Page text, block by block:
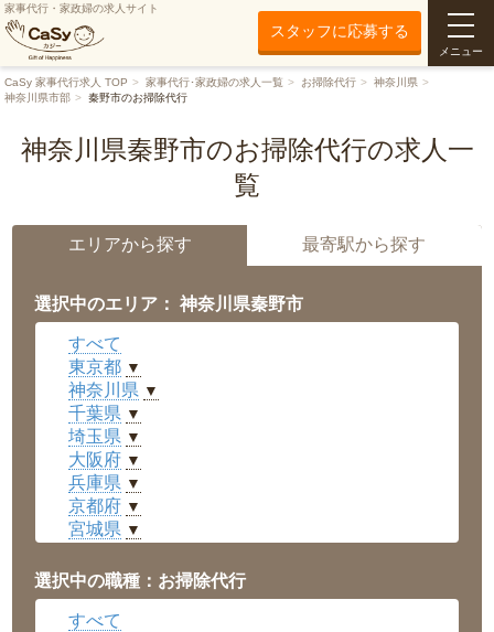
家事代行・家政婦の求人サイト
スタッフに応募する
メニュー
CaSy 家事代行求人 TOP 家事代行･家政婦の求人一覧 お掃除代行
神奈川県
神奈川県市部
秦野市のお掃除代行
神奈川県秦野市のお掃除代行の求人一
覧
エリアから探す 最寄駅から探す
選択中のエリア： 神奈川県秦野市
すべて
東京都 ▼
神奈川県 ▼
千葉県 ▼
埼玉県 ▼
大阪府 ▼
兵庫県 ▼
京都府 ▼
宮城県 ▼
福井県 ▼
岡山県 ▼
広島県
選択中の職種：お掃除代行
すべて